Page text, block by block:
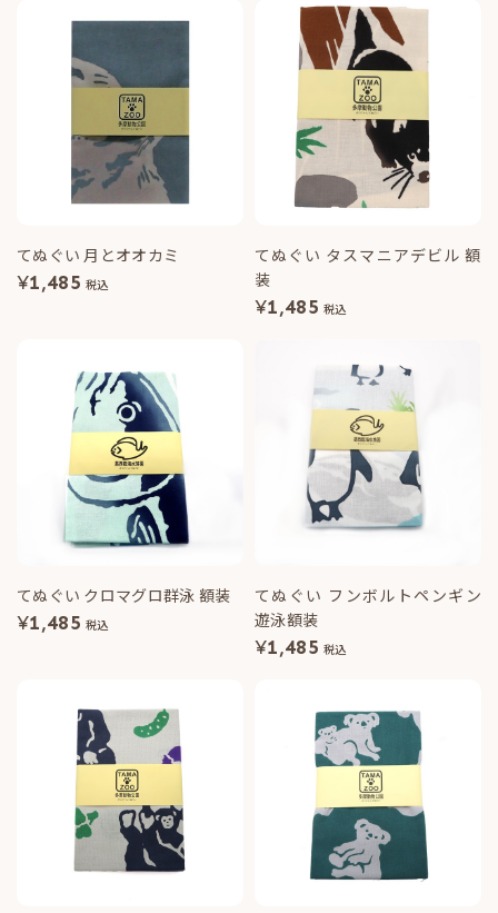
てぬぐい 月とオオカミ
¥1,485 税込
てぬぐい タスマニアデビル 額
装
¥1,485 税込
てぬぐい クロマグロ群泳 額装
¥1,485 税込
てぬぐい フンボルトペンギン
遊泳額装
¥1,485 税込